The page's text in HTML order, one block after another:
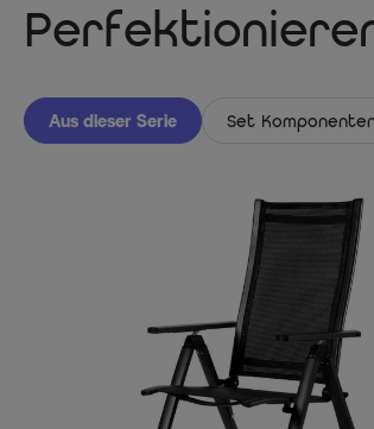
Aus dieser Serie Set